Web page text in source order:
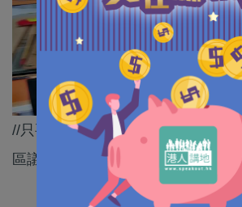
//只要可以為民代言、為民謀福，
區議員！//